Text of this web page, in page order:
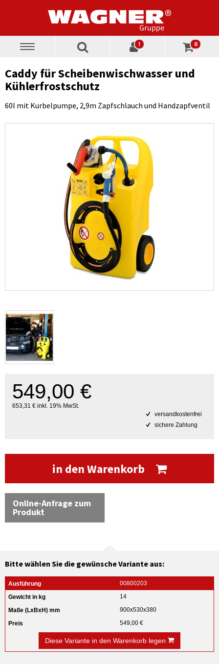
Toggle
! 0
Caddy für Scheibenwischwasser und
Kühlerfrostschutz
60l mit Kurbelpumpe, 2,9m Zapfschlauch und Handzapfventil
549,00 €
653,31 € inkl. 19% MwSt.
versandkostenfrei
sichere Zahlung
in den Warenkorb
Online-Anfrage zum
Produkt
Bitte wählen Sie die gewünsche Variante aus:
00800203
14
900x530x380
549,00 €
Diese Variante in den Warenkorb legen